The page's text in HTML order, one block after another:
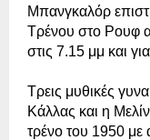
Μπανγκαλόρ
Τρένου στο Ρουφ
στις 7.15 μμ και
Τρεις μυθικές
Κάλλας και η
τρένο του 1950 με